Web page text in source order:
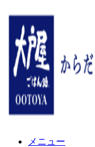
メニュー